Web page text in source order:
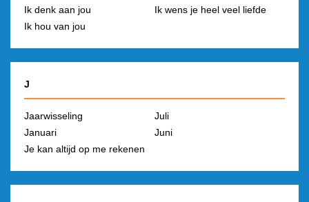
Ik denk aan jou
Ik hou van jou
Ik wens je heel veel liefde
J
Jaarwisseling
Januari
Je kan altijd op me rekenen
Juli
Juni